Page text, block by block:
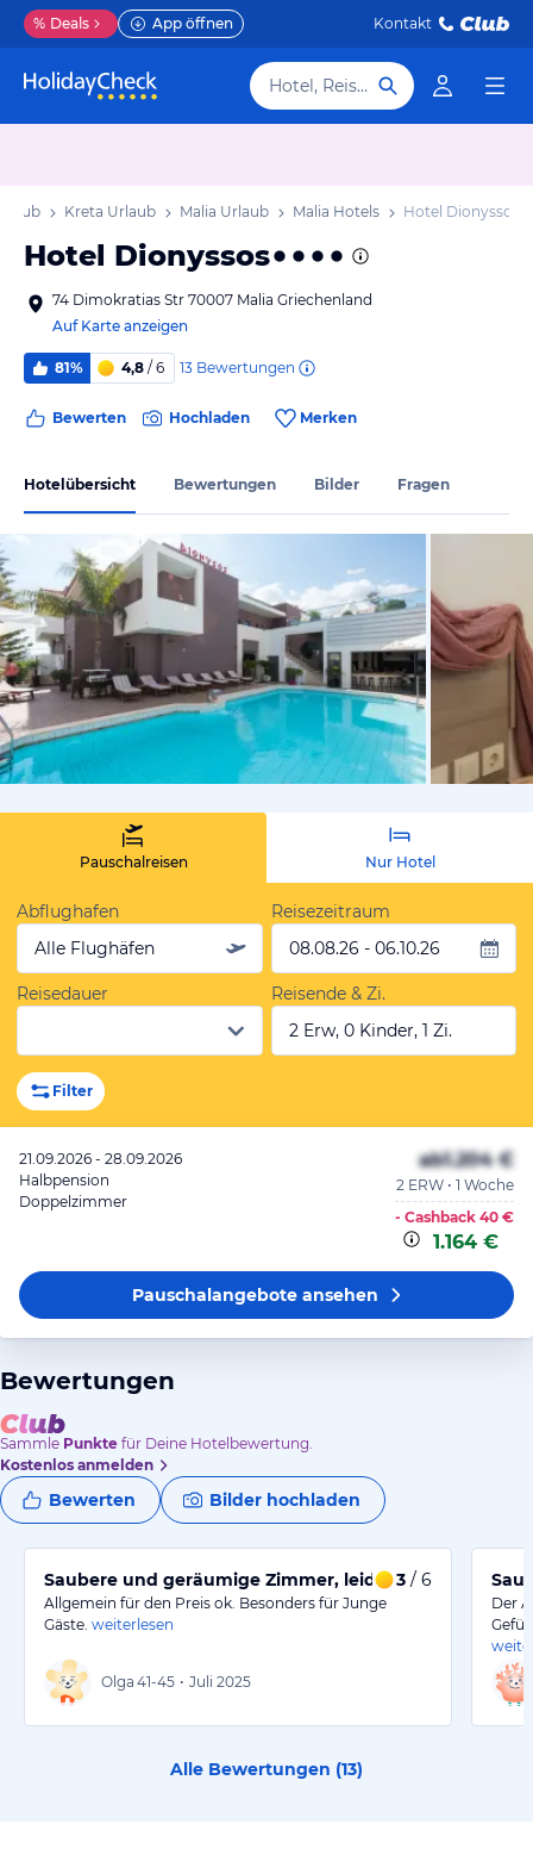
% Deals App öffnen Kontakt
Hotel, Reiseziel
Kreta Urlaub Malia Urlaub Malia Hotels Hotel Dionyssos
Hotel Dionyssos
74 Dimokratias Str 70007 Malia Griechenland
Auf Karte anzeigen
81% 4,8 / 6 13 Bewertungen
Bewerten Hochladen Merken
Hotelübersicht Bewertungen Bilder Fragen
vom
Pauschalreisen Nur Hotel
Abflughafen
Alle Flughäfen
Reisezeitraum
08.08.26 - 06.10.26
Reisedauer
Reisende & Zi.
2 Erw, 0 Kinder, 1 Zi.
Filter
21.09.2026 - 28.09.2026
Halbpension
Doppelzimmer
ab1.204 €
2 ERW • 1 Woche
- Cashback 40 €
1.164 €
Pauschalangeboteansehen
Bewertungen
Sammle Punkte für Deine Hotelbewertung.
Kostenlos anmelden
Bewerten Bilder hochladen
Saubere und geräumige Zimmer, leider sehr laut
3 / 6
Allgemein für den Preis ok. Besonders für Junge
Gäste. weiterlesen
Olga 41-45 • Juli 2025
Der
Alle Bewertungen (13)